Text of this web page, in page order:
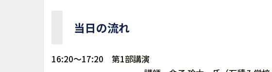
当日の流れ
16:20～17:20 第1部講演